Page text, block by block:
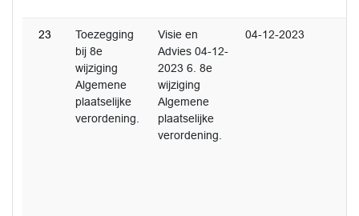
23
Toezegging
bij 8e
wijziging
Algemene
plaatselijke
verordening.
Visie en
Advies 04-12-
2023 6. 8e
wijziging
Algemene
plaatselijke
verordening.
04-12-2023